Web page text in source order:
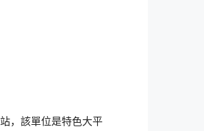
，該單位是特色大平